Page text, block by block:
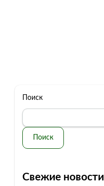
Поиск
Поиск
Свежие новости